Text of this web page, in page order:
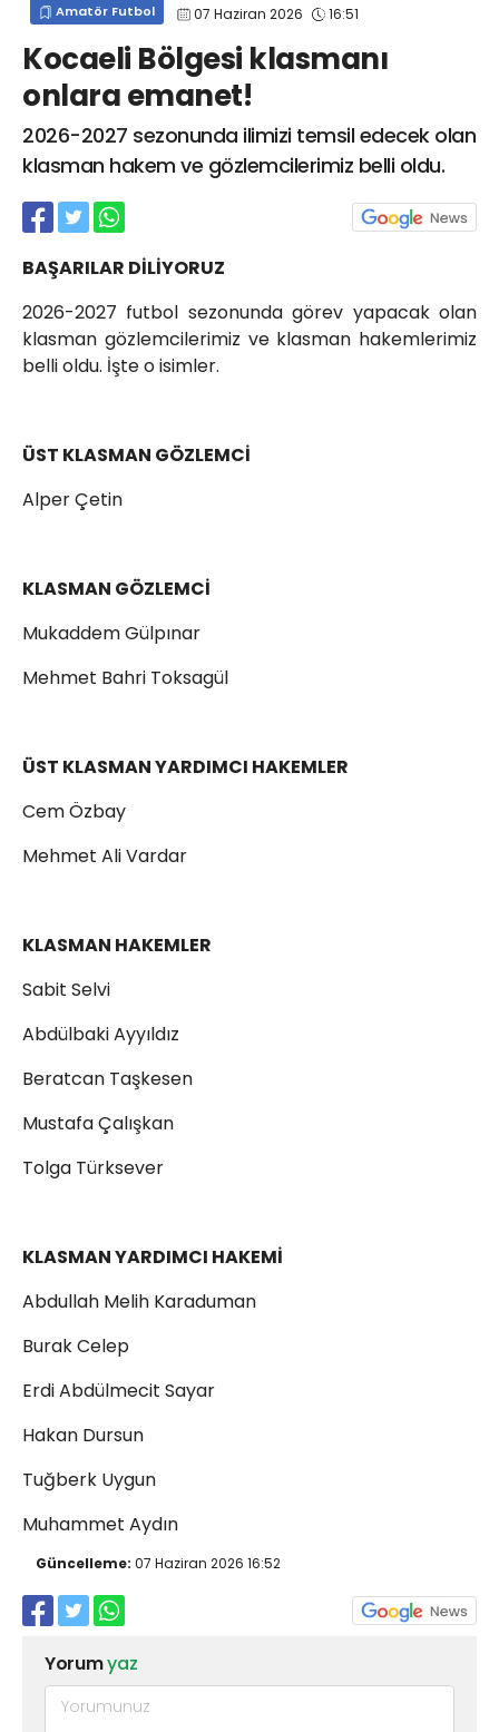
Amatör Futbol 07 Haziran 2026 16:51
Kocaeli Bölgesi klasmanı
onlara emanet!
2026-2027 sezonunda ilimizi temsil edecek olan
klasman hakem ve gözlemcilerimiz belli oldu.
BAŞARILAR DİLİYORUZ
2026-2027 futbol sezonunda görev yapacak olan
klasman gözlemcilerimiz ve klasman hakemlerimiz
belli oldu. İşte o isimler.
ÜST KLASMAN GÖZLEMCİ
Alper Çetin
KLASMAN GÖZLEMCİ
Mukaddem Gülpınar
Mehmet Bahri Toksagül
ÜST KLASMAN YARDIMCI HAKEMLER
Cem Özbay
Mehmet Ali Vardar
KLASMAN HAKEMLER
Sabit Selvi
Abdülbaki Ayyıldız
Beratcan Taşkesen
Mustafa Çalışkan
Tolga Türksever
KLASMAN YARDIMCI HAKEMİ
Abdullah Melih Karaduman
Burak Celep
Erdi Abdülmecit Sayar
Hakan Dursun
Tuğberk Uygun
Muhammet Aydın
Güncelleme: 07 Haziran 2026 16:52
Yorumyaz
info@spor41.com